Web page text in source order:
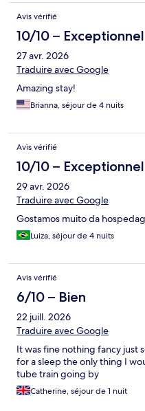
205€ la nuit (!), le rapport
Avis vérifié
10/10 – Exceptionnel
27 avr. 2026
Traduire avec Google
Amazing stay!
Brianna, séjour de 4 nuits
Avis vérifié
10/10 – Exceptionnel
29 avr. 2026
Traduire avec Google
Gostamos muito da
Luiza, séjour de 4 nuits
Avis vérifié
6/10 – Bien
22 juill. 2026
Traduire avec Google
It was fine nothing fancy just
for a sleep the only thing I
tube train going by
Catherine, séjour de 1 nuit